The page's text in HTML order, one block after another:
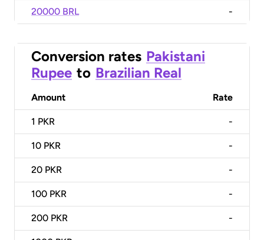
20000 BRL -
Conversion rates Pakistani
Rupee to Brazilian Real
Amount Rate
1 PKR -
10 PKR -
20 PKR -
100 PKR -
200 PKR -